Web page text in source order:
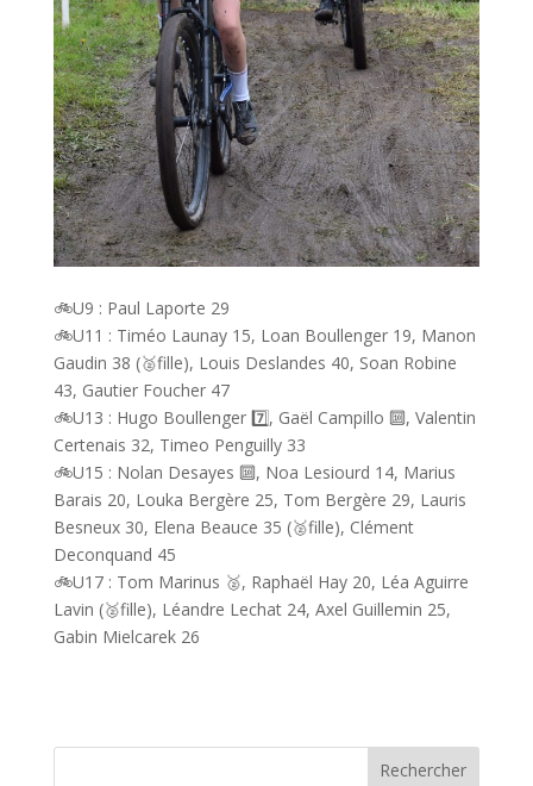
🚲U9 : Paul Laporte 29
🚲U11 : Timéo Launay 15, Loan Boullenger 19, Manon
Gaudin 38 (🥈fille), Louis Deslandes 40, Soan Robine
43, Gautier Foucher 47
🚲U13 : Hugo Boullenger 7️⃣, Gaël Campillo 🔟, Valentin
Certenais 32, Timeo Penguilly 33
🚲U15 : Nolan Desayes 🔟, Noa Lesiourd 14, Marius
Barais 20, Louka Bergère 25, Tom Bergère 29, Lauris
Besneux 30, Elena Beauce 35 (🥈fille), Clément
Deconquand 45
🚲U17 : Tom Marinus 🥈, Raphaël Hay 20, Léa Aguirre
Lavin (🥈fille), Léandre Lechat 24, Axel Guillemin 25,
Gabin Mielcarek 26
Rechercher